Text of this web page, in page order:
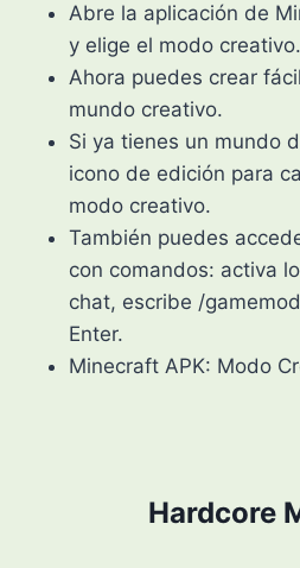
Abre la aplicación de
y elige el modo creativo.
Ahora puedes crear
mundo creativo.
Si ya tienes un mundo
icono de edición para
modo creativo.
También puedes
con comandos: activa
chat, escribe /
Enter.
Minecraft APK: Modo
Hardcore